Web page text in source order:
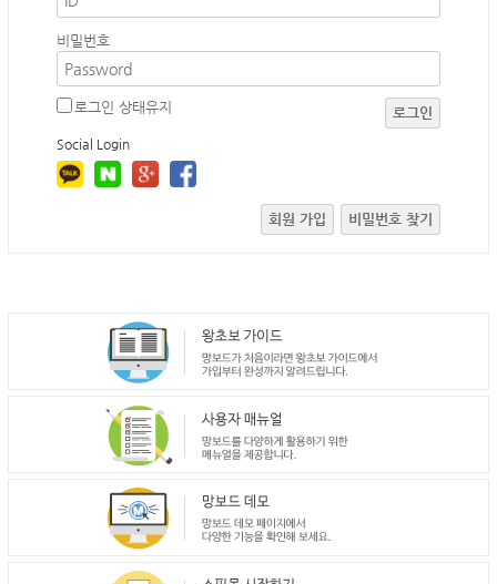
비밀번호
로그인 상태유지 로그인
Social Login
회원 가입 비밀번호 찾기